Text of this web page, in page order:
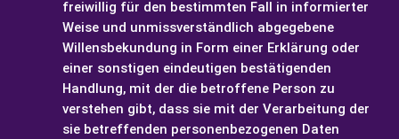
freiwillig für den bestimmten Fall in informierter
Weise und unmissverständlich abgegebene
Willensbekundung in Form einer Erklärung oder
einer sonstigen eindeutigen bestätigenden
Handlung, mit der die betroffene Person zu
verstehen gibt, dass sie mit der Verarbeitung der
sie betreffenden personenbezogenen Daten